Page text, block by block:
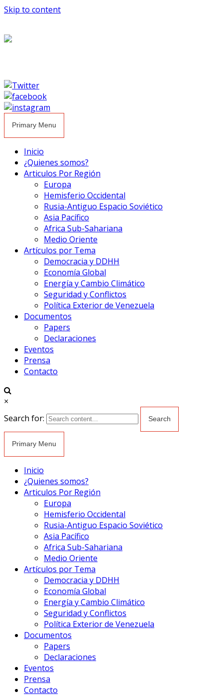
Skip to content
Primary Menu
Inicio
¿Quienes somos?
Articulos Por Región
Europa
Hemisferio Occidental
Rusia-Antiguo Espacio Soviético
Asia Pacífico
Africa Sub-Sahariana
Medio Oriente
Artículos por Tema
Democracia y DDHH
Economía Global
Energía y Cambio Climático
Seguridad y Conflictos
Política Exterior de Venezuela
Documentos
Papers
Declaraciones
Eventos
Prensa
Contacto
×
Search for:
Primary Menu
Inicio
¿Quienes somos?
Articulos Por Región
Europa
Hemisferio Occidental
Rusia-Antiguo Espacio Soviético
Asia Pacífico
Africa Sub-Sahariana
Medio Oriente
Artículos por Tema
Democracia y DDHH
Economía Global
Energía y Cambio Climático
Seguridad y Conflictos
Política Exterior de Venezuela
Documentos
Papers
Declaraciones
Eventos
Prensa
Contacto